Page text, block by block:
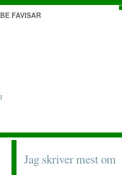
FAVISAR
Jag skriver mest om